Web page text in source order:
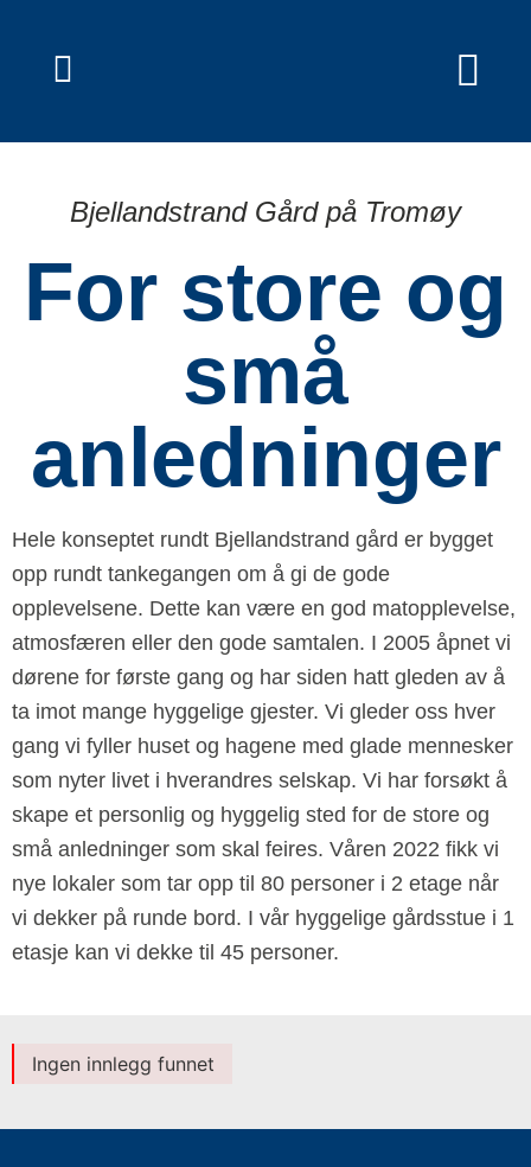
Bjellandstrand Gård på Tromøy
For store og
små
anledninger
Hele konseptet rundt Bjellandstrand gård er bygget
opp rundt tankegangen om å gi de gode
opplevelsene. Dette kan være en god matopplevelse,
atmosfæren eller den gode samtalen. I 2005 åpnet vi
dørene for første gang og har siden hatt gleden av å
ta imot mange hyggelige gjester. Vi gleder oss hver
gang vi fyller huset og hagene med glade mennesker
som nyter livet i hverandres selskap. Vi har forsøkt å
skape et personlig og hyggelig sted for de store og
små anledninger som skal feires. Våren 2022 fikk vi
nye lokaler som tar opp til 80 personer i 2 etage når
vi dekker på runde bord. I vår hyggelige gårdsstue i 1
etasje kan vi dekke til 45 personer.
Ingen innlegg funnet